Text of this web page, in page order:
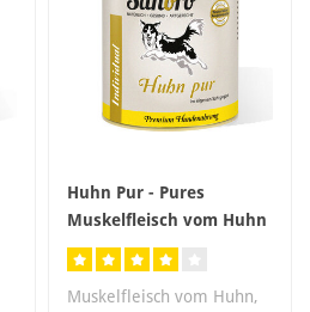
Huhn Pur - Pures
Muskelfleisch vom Huhn
- NON-Bio
Muskelfleisch vom Huhn,